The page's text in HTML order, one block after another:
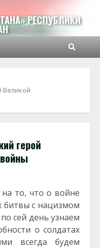
РЕСПУБЛИКИ
Великой
герой
то, что о войне
битвы с нацизмом
сей день узнаем
о солдатах
всегда будем